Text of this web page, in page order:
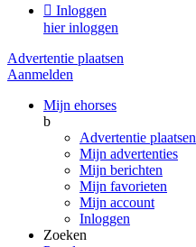
 Inloggen
hier inloggen
Advertentie plaatsen
Aanmelden
Mijn ehorses
b
Advertentie plaatsen
Mijn advertenties
Mijn berichten
Mijn favorieten
Mijn account
Inloggen
Zoeken